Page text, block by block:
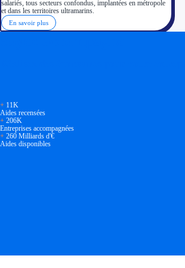
salariés, tous secteurs confondus, implantées en métropole
et dans les territoires ultramarins.
En savoir plus
+ 11K
Aides recensées
+ 206K
Entreprises accompagnées
+ 260 Milliards d'€
Aides disponibles